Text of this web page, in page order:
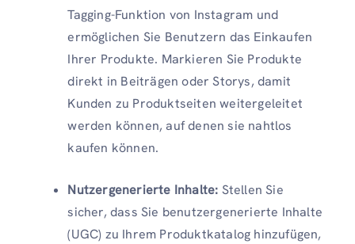
Tagging-Funktion von Instagram und
ermöglichen Sie Benutzern das Einkaufen
Ihrer Produkte. Markieren Sie Produkte
direkt in Beiträgen oder Storys, damit
Kunden zu Produktseiten weitergeleitet
werden können, auf denen sie nahtlos
kaufen können.
Nutzergenerierte Inhalte: Stellen Sie
sicher, dass Sie benutzergenerierte Inhalte
(UGC) zu Ihrem Produktkatalog hinzufügen,